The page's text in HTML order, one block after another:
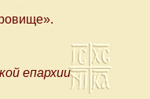
епархии